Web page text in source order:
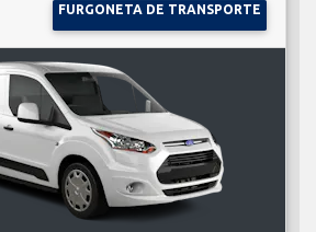
FURGONETA DE TRANSPORTE